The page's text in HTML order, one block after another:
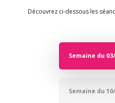
Découvrez ci-dessous les
Semaine du
Semaine du